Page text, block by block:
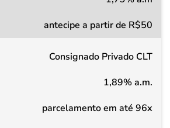
antecipe a partir de R$50
Consignado Privado CLT
1,89% a.m.
parcelamento em até 96x